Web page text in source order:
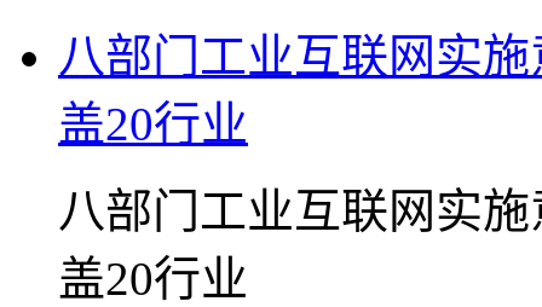
八部门工业互联网实
盖20行业
八部门工业互联网实
盖20行业